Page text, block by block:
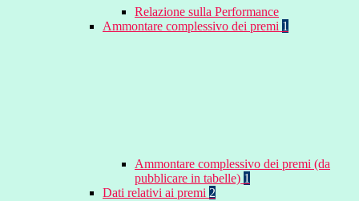
Relazione sulla Performance
Ammontare complessivo dei premi 1
Ammontare complessivo dei premi (da
pubblicare in tabelle) 1
Dati relativi ai premi 2